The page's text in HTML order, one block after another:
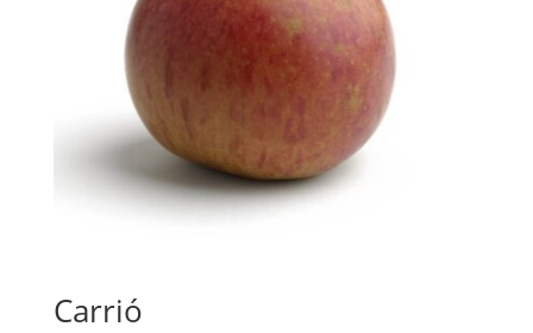
Carrió